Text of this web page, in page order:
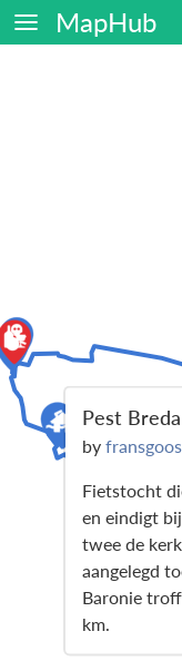
MapHub
Pest
by
Fietstocht
en eindigt
twee de
aangelegd
Baronie
km.